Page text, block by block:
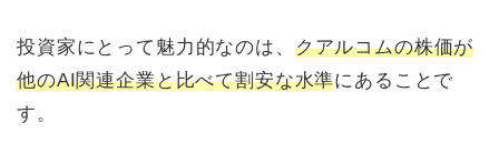
投資家にとって魅力的なのは、 クアルコムの株価が
他のAI関連企業と比べて割安な水準にあることで
す。